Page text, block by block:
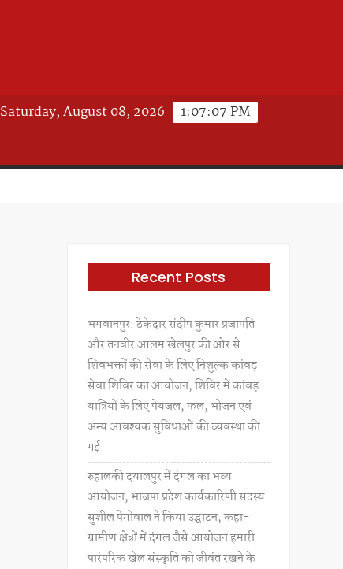
1:07:09 PM
Saturday, August 08, 2026
Recent Posts
भगवानपुर: ठेकेदार संदीप कुमार प्रजापति
और तनवीर आलम खेलपुर की ओर से
शिवभक्तों की सेवा के लिए निशुल्क कांवड़
सेवा शिविर का आयोजन, शिविर में कांवड़
यात्रियों के लिए पेयजल, फल, भोजन एवं
अन्य आवश्यक सुविधाओं की व्यवस्था की
गई
रुहालकी दयालपुर में दंगल का भव्य
आयोजन, भाजपा प्रदेश कार्यकारिणी सदस्य
सुशील पेगोवाल ने किया उद्घाटन, कहा-
ग्रामीण क्षेत्रों में दंगल जैसे आयोजन हमारी
पारंपरिक खेल संस्कृति को जीवंत रखने के